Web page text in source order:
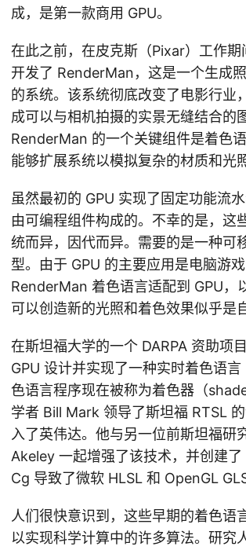
成，是第一款商用 GPU。
在此之前，在皮克斯（Pixar）工作
开发了 RenderMan，这是一个生成
的系统。该系统彻底改变了电影行业
成可以与相机拍摄的实景无缝结合的
RenderMan 的一个关键组件是着色
能够扩展系统以模拟复杂的材质和光照
虽然最初的 GPU 实现了固定功能流
由可编程组件构成的。不幸的是，这
统而异，因代而异。需要的是一种可
型。由于 GPU 的主要应用是电脑游
RenderMan 着色语言适配到 GPU，
可以创造新的光照和着色效果似乎是
在斯坦福大学的一个 DARPA 资助项
GPU 设计并实现了一种实时着色语言
色语言程序现在被称为着色器（
学者 Bill Mark 领导了斯坦福 RTSL
入了英伟达。他与另一位前斯坦福研
Akeley 一起增强了该技术，并创建了
Cg 导致了微软 HLSL 和 OpenGL
人们很快意识到，这些早期的着色语
以实现科学计算中的许多算法。研究